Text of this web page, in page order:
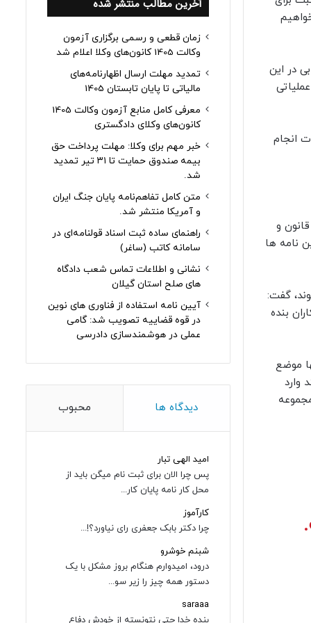
در این
انجام
اجرای قانون و
نامه ها
گفت:
بنده
موضع
وارد
آخرین مطالب منتشر شده
زمان قطعی و رسمی برگزاری آزمون
وکالت 1405 کانون‌های وکلا اعلام شد
تمدید مهلت ارسال اظهارنامه‌های
مالیاتی تا پایان تابستان 1405
معرفی کامل منابع آزمون وکالت 1405
کانون‌های وکلای دادگستری
خبر مهم برای وکلا: مهلت پرداخت حق
بیمه صندوق حمایت تا ۳۱ تیر تمدید
شد.
متن کامل تفاهم‌نامه پایان جنگ ایران
و آمریکا منتشر شد.
راهنمای ساده ثبت اسناد قولنامه‌ای در
سامانه کاتب (ساغر)
نشانی و اطلاعات تماس شعب دادگاه
های صلح استان گیلان
آیین نامه استفاده از فناوری های نوین
در قوه قضاییه تصویب شد: گامی
عملی در هوشمندسازی دادرسی
دیدگاه ها محبوب
امید الهی تبار
پس چرا الان برای ثبت نام میگن باید از
محل کار نامه پایان کار...
کارآموز
چرا دکتر بابک جعفری رای نیاورد؟!...
شبنم خوشرو
درود، امیدوارم هنگام بروز مشکل با یک
دستور همه چیز را زیر سو...
saraaa
بنده خدا حتی نتونسته از خودش دفاع